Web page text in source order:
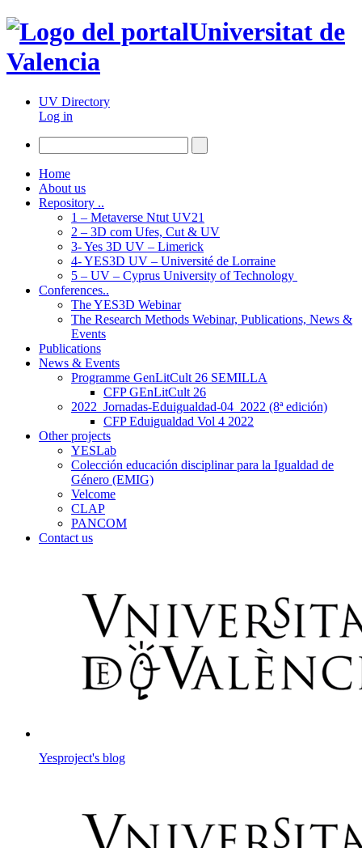
Universitat de
Valencia
UV Directory
Log in
Home
About us
Repository ..
1 – Metaverse Ntut UV21
2 – 3D com Ufes, Cut & UV
3- Yes 3D UV – Limerick
4- YES3D UV – Université de Lorraine
5 – UV – Cyprus University of Technology
Conferences..
The YES3D Webinar
The Research Methods Webinar, Publications, News &
Events
Publications
News & Events
Programme GenLitCult 26 SEMILLA
CFP GEnLitCult 26
2022_Jornadas-Eduigualdad-04_2022 (8ª edición)
CFP Eduigualdad Vol 4 2022
Other projects
YESLab
Colección educación disciplinar para la Igualdad de
Género (EMIG)
Velcome
CLAP
PANCOM
Contact us
Yesproject's blog